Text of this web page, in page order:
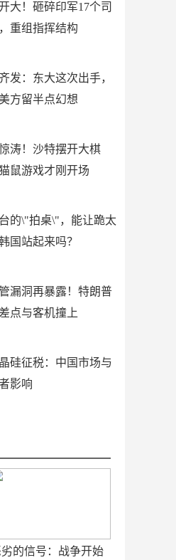
大！砸碎印军17个司
重组指挥结构
发：东大这次出手，
方留半点幻想
涛！沙特摆开大棋
鼠游戏才刚开场
的\"拍桌\"，能让跪太
国站起来吗？
漏洞再暴露！特朗普
点与客机撞上
硅征税：中国市场与
影响
劣的信号：战争开始